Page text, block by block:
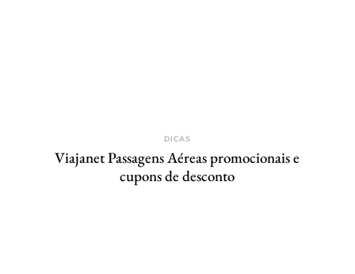
DICAS
Viajanet Passagens Aéreas promocionais e
cupons de desconto